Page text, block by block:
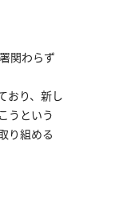
関わらず
おり、新し
うという
り組める